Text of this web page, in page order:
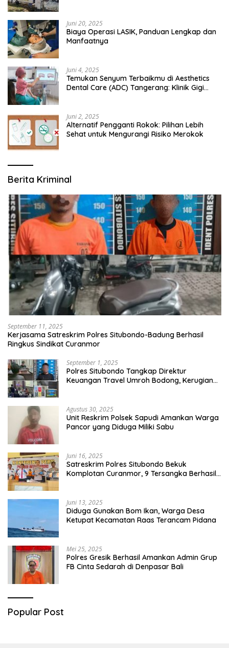
Juni 20, 2025
Biaya Operasi LASIK, Panduan Lengkap dan
Manfaatnya
Juni 4, 2025
Temukan Senyum Terbaikmu di Aesthetics
Dental Care (ADC) Tangerang: Klinik Gigi
Juni 2, 2025
Alternatif Pengganti Rokok: Pilihan Lebih
Sehat untuk Mengurangi Risiko Merokok
Berita Kriminal
September 11, 2025
Kerjasama Satreskrim Polres Situbondo-Badung Berhasil
Ringkus Sindikat Curanmor
September 1, 2025
Polres Situbondo Tangkap Direktur
Keuangan Travel Umroh Bodong, Kerugian
Agustus 30, 2025
Unit Reskrim Polsek Sapudi Amankan Warga
Pancor yang Diduga Miliki Sabu
Juni 16, 2025
Satreskrim Polres Situbondo Bekuk
Komplotan Curanmor, 9 Tersangka Berhasil
Juni 13, 2025
Diduga Gunakan Bom Ikan, Warga Desa
Ketupat Kecamatan Raas Terancam Pidana
Mei 25, 2025
Polres Gresik Berhasil Amankan Admin Grup
FB Cinta Sedarah di Denpasar Bali
Popular Post